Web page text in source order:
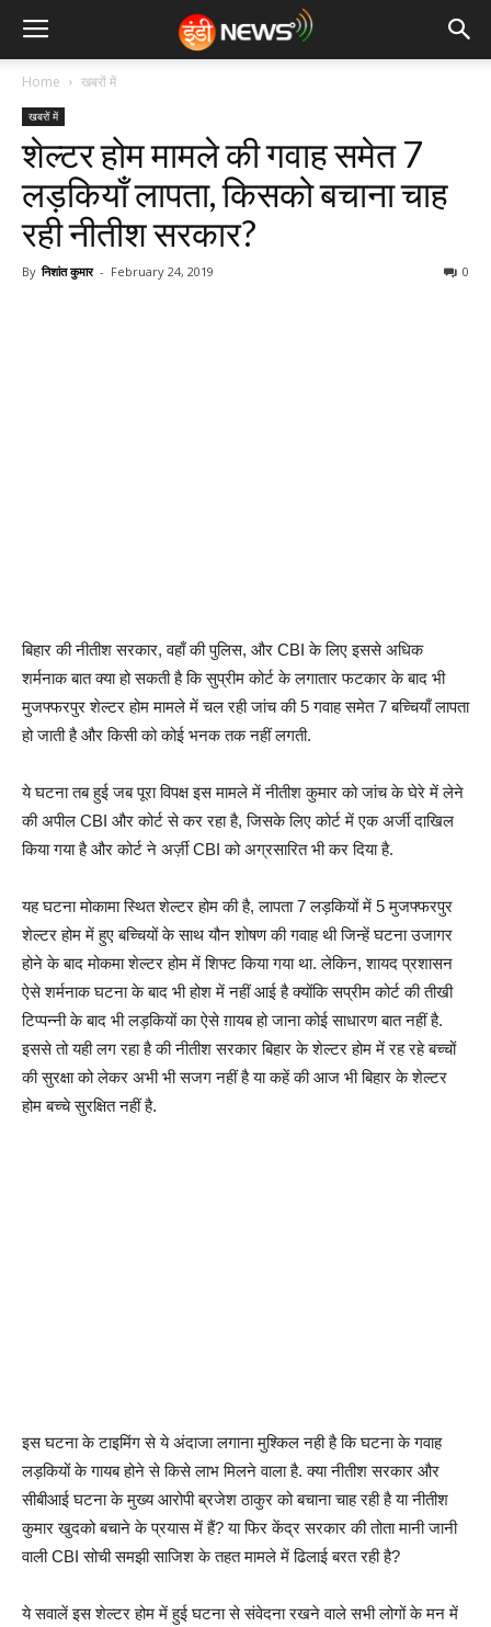
Home खबरों में
खबरों में
शेल्टर होम मामले की गवाह समेत 7
लड़कियाँ लापता, किसको बचाना चाह
रही नीतीश सरकार?
By निशांत कुमार - February 24, 2019 0
बिहार की नीतीश सरकार, वहाँ की पुलिस, और CBI के लिए इससे अधिक
शर्मनाक बात क्या हो सकती है कि सुप्रीम कोर्ट के लगातार फटकार के बाद भी
मुजफ्फरपुर शेल्टर होम मामले में चल रही जांच की 5 गवाह समेत 7 बच्चियाँ लापता
हो जाती है और किसी को कोई भनक तक नहीं लगती.
ये घटना तब हुई जब पूरा विपक्ष इस मामले में नीतीश कुमार को जांच के घेरे में लेने
की अपील CBI और कोर्ट से कर रहा है, जिसके लिए कोर्ट में एक अर्जी दाखिल
किया गया है और कोर्ट ने अर्ज़ी CBI को अग्रसारित भी कर दिया है.
यह घटना मोकामा स्थित शेल्टर होम की है, लापता 7 लड़कियों में 5 मुजफ्फरपुर
शेल्टर होम में हुए बच्चियों के साथ यौन शोषण की गवाह थी जिन्हें घटना उजागर
होने के बाद मोकमा शेल्टर होम में शिफ्ट किया गया था. लेकिन, शायद प्रशासन
ऐसे शर्मनाक घटना के बाद भी होश में नहीं आई है क्योंकि सप्रीम कोर्ट की तीखी
टिप्पन्नी के बाद भी लड़कियों का ऐसे ग़ायब हो जाना कोई साधारण बात नहीं है.
इससे तो यही लग रहा है की नीतीश सरकार बिहार के शेल्टर होम में रह रहे बच्चों
की सुरक्षा को लेकर अभी भी सजग नहीं है या कहें की आज भी बिहार के शेल्टर
होम बच्चे सुरक्षित नहीं है.
इस घटना के टाइमिंग से ये अंदाजा लगाना मुश्किल नही है कि घटना के गवाह
लड़कियों के गायब होने से किसे लाभ मिलने वाला है. क्या नीतीश सरकार और
सीबीआई घटना के मुख्य आरोपी ब्रजेश ठाकुर को बचाना चाह रही है या नीतीश
कुमार खुदको बचाने के प्रयास में हैं? या फिर केंद्र सरकार की तोता मानी जानी
वाली CBI सोची समझी साजिश के तहत मामले में ढिलाई बरत रही है?
ये सवालें इस शेल्टर होम में हुई घटना से संवेदना रखने वाले सभी लोगों के मन में